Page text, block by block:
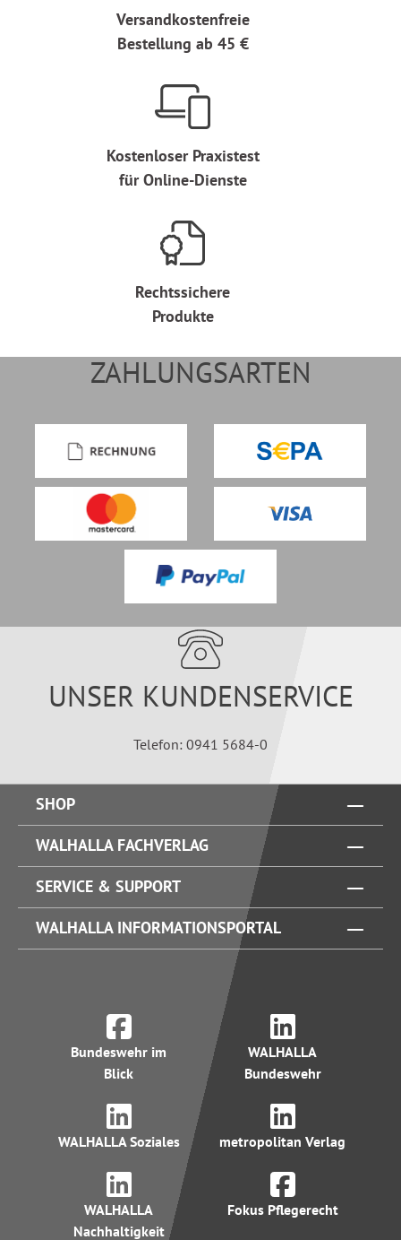
Versandkostenfreie
Bestellung ab 45 €
Kostenloser Praxistest
für Online-Dienste
Rechtssichere
Produkte
ZAHLUNGSARTEN
UNSER KUNDENSERVICE
Telefon: 0941 5684-0
SHOP
WALHALLA FACHVERLAG
SERVICE & SUPPORT
WALHALLA INFORMATIONSPORTAL
Bundeswehr im
Blick
WALHALLA
Bundeswehr
WALHALLA Soziales metropolitan Verlag
WALHALLA
Nachhaltigkeit
Fokus Pflegerecht